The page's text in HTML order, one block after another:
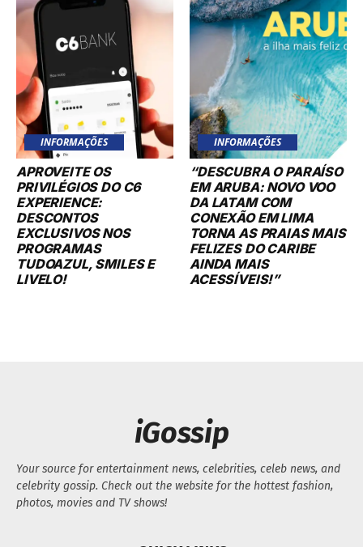
INFORMAÇÕES
APROVEITE OS
PRIVILÉGIOS DO C6
EXPERIENCE:
DESCONTOS
EXCLUSIVOS NOS
PROGRAMAS
TUDOAZUL, SMILES E
LIVELO!
INFORMAÇÕES
“DESCUBRA O PARAÍSO
EM ARUBA: NOVO VOO
DA LATAM COM
CONEXÃO EM LIMA
TORNA AS PRAIAS MAIS
FELIZES DO CARIBE
AINDA MAIS
ACESSÍVEIS!”
iGossip
Your source for entertainment news, celebrities, celeb news, and
celebrity gossip. Check out the website for the hottest fashion,
photos, movies and TV shows!